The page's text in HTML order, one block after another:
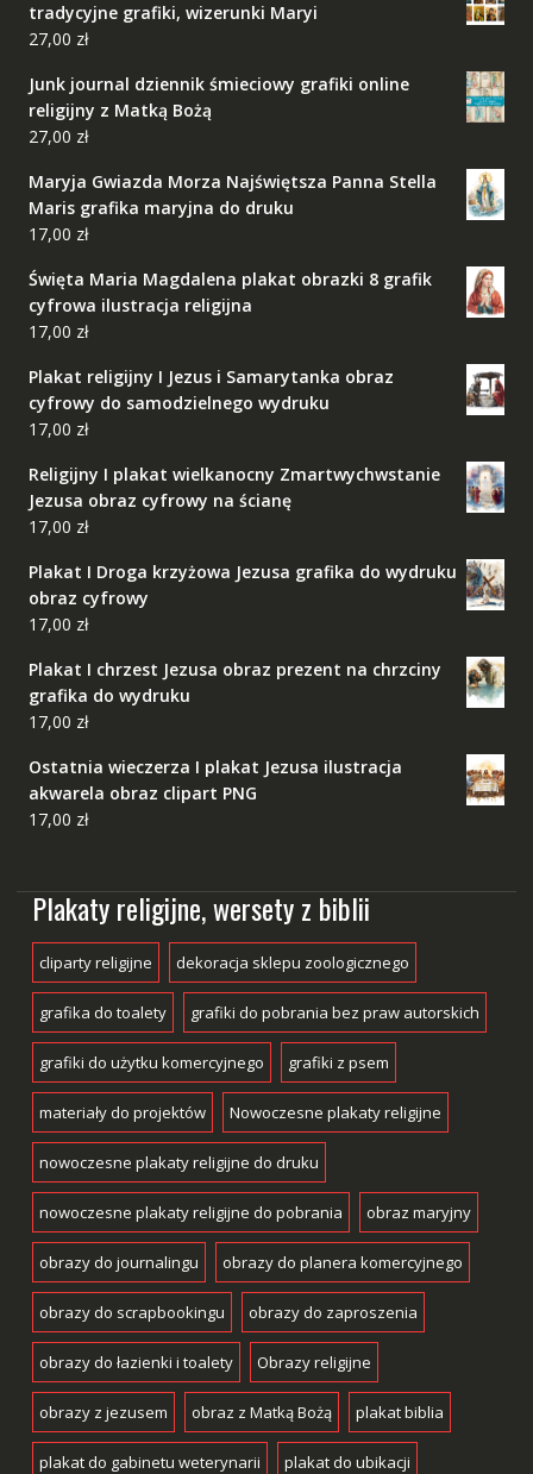
tradycyjne grafiki, wizerunki Maryi
27,00 zł
Junk journal dziennik śmieciowy grafiki online
religijny z Matką Bożą
27,00 zł
Maryja Gwiazda Morza Najświętsza Panna Stella
Maris grafika maryjna do druku
17,00 zł
Święta Maria Magdalena plakat obrazki 8 grafik
cyfrowa ilustracja religijna
17,00 zł
Plakat religijny I Jezus i Samarytanka obraz
cyfrowy do samodzielnego wydruku
17,00 zł
Religijny I plakat wielkanocny Zmartwychwstanie
Jezusa obraz cyfrowy na ścianę
17,00 zł
Plakat I Droga krzyżowa Jezusa grafika do wydruku
obraz cyfrowy
17,00 zł
Plakat I chrzest Jezusa obraz prezent na chrzciny
grafika do wydruku
17,00 zł
Ostatnia wieczerza I plakat Jezusa ilustracja
akwarela obraz clipart PNG
17,00 zł
Plakaty religijne, wersety z biblii
cliparty religijne dekoracja sklepu zoologicznego
grafika do toalety grafiki do pobrania bez praw autorskich
grafiki do użytku komercyjnego grafiki z psem
materiały do projektów Nowoczesne plakaty religijne
nowoczesne plakaty religijne do druku
nowoczesne plakaty religijne do pobrania obraz maryjny
obrazy do journalingu obrazy do planera komercyjnego
obrazy do scrapbookingu obrazy do zaproszenia
obrazy do łazienki i toalety Obrazy religijne
obrazy z jezusem obraz z Matką Bożą plakat biblia
plakat do gabinetu weterynarii plakat do ubikacji